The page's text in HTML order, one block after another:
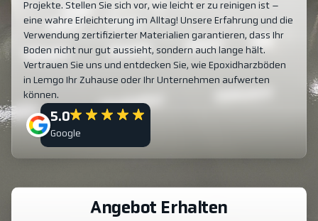
Projekte. Stellen Sie sich vor, wie leicht er zu reinigen ist –
eine wahre Erleichterung im Alltag! Unsere Erfahrung und die
Verwendung zertifizierter Materialien garantieren, dass Ihr
Boden nicht nur gut aussieht, sondern auch lange hält.
Vertrauen Sie uns und entdecken Sie, wie Epoxidharzböden
in Lemgo Ihr Zuhause oder Ihr Unternehmen aufwerten
können.
5.0
Google
Angebot Erhalten